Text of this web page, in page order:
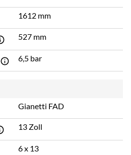
1612 mm
527 mm
6,5 bar
Gianetti FAD
13 Zoll
6 x 13